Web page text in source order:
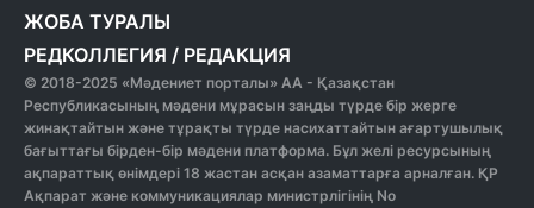
ЖОБА ТУРАЛЫ
РЕДКОЛЛЕГИЯ / РЕДАКЦИЯ
© 2018-2025 «Мәдениет порталы» АА - Қазақстан
Республикасының мәдени мұрасын заңды түрде бір жерге
жинақтайтын және тұрақты түрде насихаттайтын ағартушылық
бағыттағы бірден-бір мәдени платформа. Бұл желі ресурсының
ақпараттық өнімдері 18 жастан асқан азаматтарға арналған. ҚР
Ақпарат және коммуникациялар министрлігінің No